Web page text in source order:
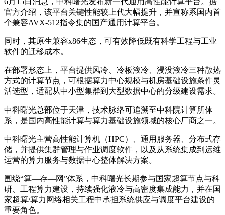
官方介绍，该平台关键性能较上代大幅提升，并宣称系国内首
个兼容AVX‑512指令集的国产通用计算平台。
同时，其原生兼容x86生态，可有效降低既有科学工程与工业
软件的迁移成本。
在部署形态上，平台提供风冷、冷板液冷、浸没液冷三种散热
方式的计算节点，可根据算力中心规模与机房基础设施条件灵
活选型，适配从中小型集群到大型数据中心的分级建设需求。
中科曙光总部位于天津，技术脉络可追溯至中科院计算所体
系，是国内高性能计算与算力基础设施领域的核心厂商之一。
中科曙光主营高性能计算机（HPC）、通用服务器、分布式存
储，并提供集群管理与作业调度软件，以及从系统集成到运维
运营的算力服务与数据中心整体解决方案。
围绕“算—存—网”体系，中科曙光长期参与国家超算节点与科
研、工程算力建设，持续强化液冷与高密度集成能力，并在国
家超算/算力网络相关工程中承担系统供应与调度平台建设的
重要角色。